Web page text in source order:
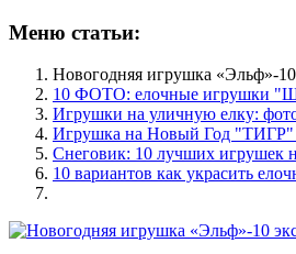
Меню статьи:
Новогодняя игрушка «Эльф»-
10 ФОТО: елочные игрушки
Игрушки на уличную елку:
Игрушка на Новый Год "ТИГР"
Снеговик: 10 лучших игрушек
10 вариантов как украсить